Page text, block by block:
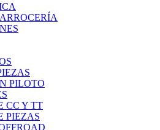
PILOTO
CC Y TT
PIEZAS